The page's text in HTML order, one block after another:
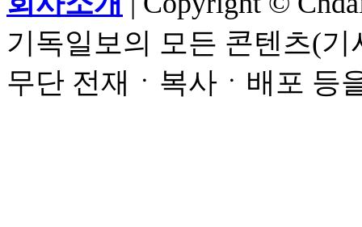
기독일보의 모든 콘텐츠(
무단 전재ㆍ복사ㆍ배포 등